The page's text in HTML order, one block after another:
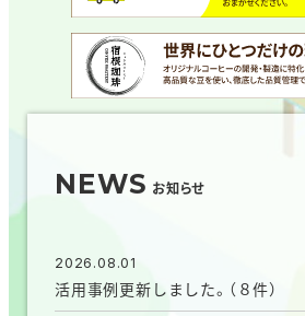
NEWS お知らせ
2026.08.01
活用事例更新しました。（８件）